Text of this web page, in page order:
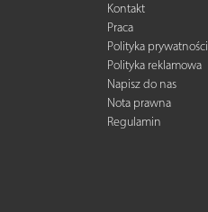
Kontakt
Praca
Polityka prywatności
Polityka reklamowa
Napisz do nas
Nota prawna
Regulamin